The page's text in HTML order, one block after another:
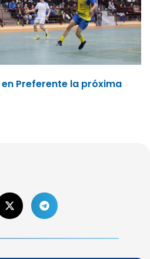
en Preferente la próxima